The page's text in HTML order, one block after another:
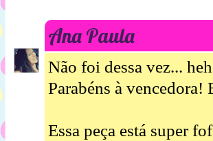
Ana Paula
Não foi dessa vez...
Parabéns à
Essa peça está super